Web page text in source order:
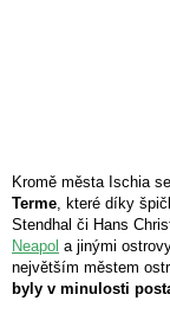
Kromě města Ischia
Terme, které díky
Stendhal či Hans
Neapol a jinými
největším městem
byly v minulosti